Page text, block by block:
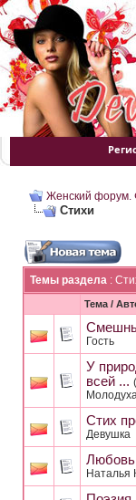
Женский форум.
Стихи
Темы раздела :
Тема /
Гость
У
всей ... (
Стих
Девушка
Наталья